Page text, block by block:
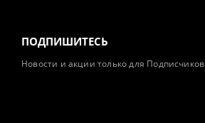
ПОДПИШИТЕСЬ
Новости и акции только для Подписчиков